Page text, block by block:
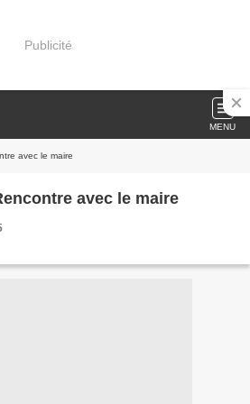
Publicité
MENU
avec le maire
avec le maire